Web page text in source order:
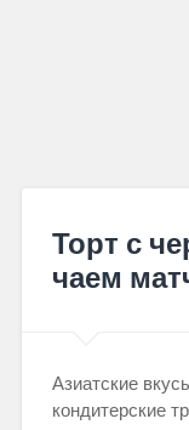
Торт с
чаем
Азиатские
кондитерские